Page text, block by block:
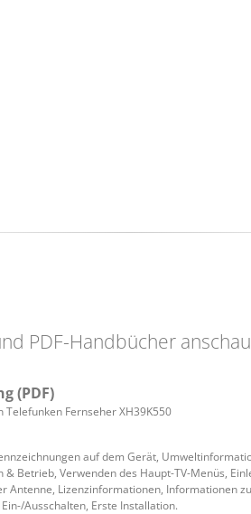
PDF-Handbücher
(PDF)
Fernseher XH39K550
auf dem Gerät,
& Betrieb, Verwenden des Haupt-TV-Menüs,
Antenne, Lizenzinformationen, Informationen
Ausschalten, Erste Installation.